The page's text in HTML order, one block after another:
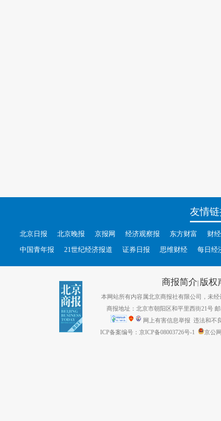
友情
北京日报 北京晚报 京报网 经济观察报 东方财富 财
中国青年报 21世纪经济报道 证券日报 思维财经 每日经
商报简介| 版权
本网站所有内容属北京商报社有限公司，未经
商报地址：北京市朝阳区和平里西街21号
网上有害信息举报 违法和不
ICP备案编号：京ICP备08003726号-1
京公